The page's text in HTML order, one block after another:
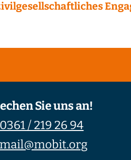
Sie uns an!
0361 / 219 26 94
mail@mobit.org